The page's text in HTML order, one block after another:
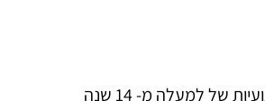
של למעלה מ- 14 שנה